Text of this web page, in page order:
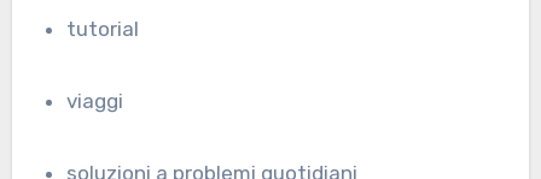
tutorial
viaggi
soluzioni a problemi quotidiani